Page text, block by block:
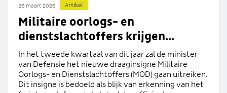
26 maart 2026 Artikel
Militaire oorlogs- en
dienstslachtoffers krijgen...
In het tweede kwartaal van dit jaar zal de minister
van Defensie het nieuwe draaginsigne Militaire
Oorlogs- en Dienstslachtoffers (MOD) gaan uitreiken.
Dit insigne is bedoeld als blijk van erkenning van het